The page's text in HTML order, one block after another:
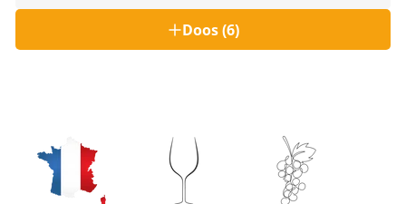
Doos (6)